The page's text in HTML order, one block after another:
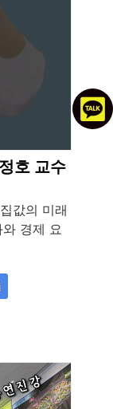
호 교수
값의 미래
경제 요